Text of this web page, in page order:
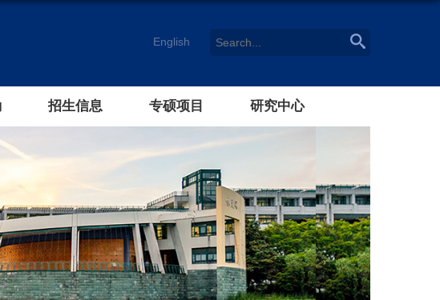
English
招生信息 专硕项目 研究中心